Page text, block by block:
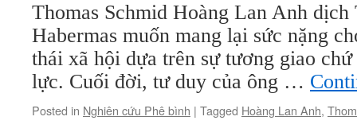
Thomas Schmid Hoàng Lan Anh dịch
Habermas muốn mang lại sức nặng
thái xã hội dựa trên sự tương giao
lực. Cuối đời, tư duy của ông …
Posted in Nghiên cứu Phê bình | Tagged Hoàng Lan Anh,